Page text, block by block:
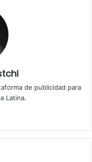
de publicidad para
Latina.